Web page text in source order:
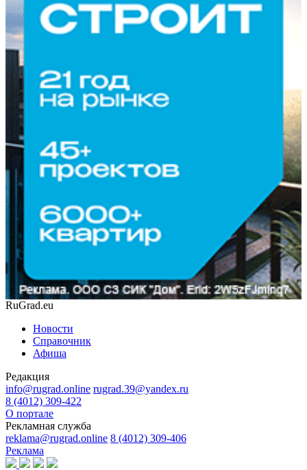
RuGrad.eu
Новости
Справочник
Афиша
Редакция
info@rugrad.online rugrad.39@yandex.ru
8 (4012) 309-422
О портале
Рекламная служба
reklama@rugrad.online 8 (4012) 309-406
Реклама